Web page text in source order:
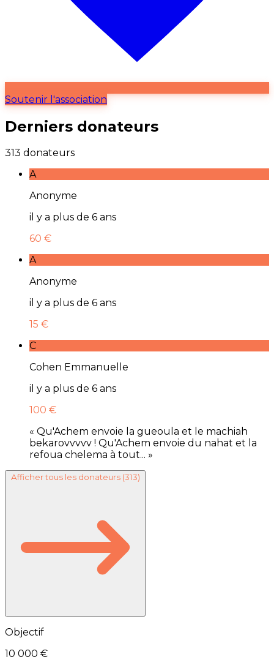
Soutenir l'association
Derniers donateurs
313 donateurs
A
Anonyme
il y a plus de 6 ans
60 €
A
Anonyme
il y a plus de 6 ans
15 €
C
Cohen Emmanuelle
il y a plus de 6 ans
100 €
« Qu'Achem envoie la gueoula et le machiah
bekarovvvvv ! Qu'Achem envoie du nahat et la
refoua chelema à tout... »
Afficher tous les donateurs (313)
Objectif
10 000 €